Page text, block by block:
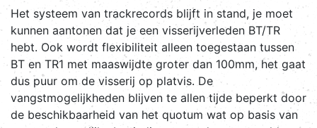
Het systeem van trackrecords blijft in stand, je moet
kunnen aantonen dat je een visserijverleden BT/TR
hebt. Ook wordt flexibiliteit alleen toegestaan tussen
BT en TR1 met maaswijdte groter dan 100mm, het gaat
dus puur om de visserij op platvis. De
vangstmogelijkheden blijven te allen tijde beperkt door
de beschikbaarheid van het quotum wat op basis van